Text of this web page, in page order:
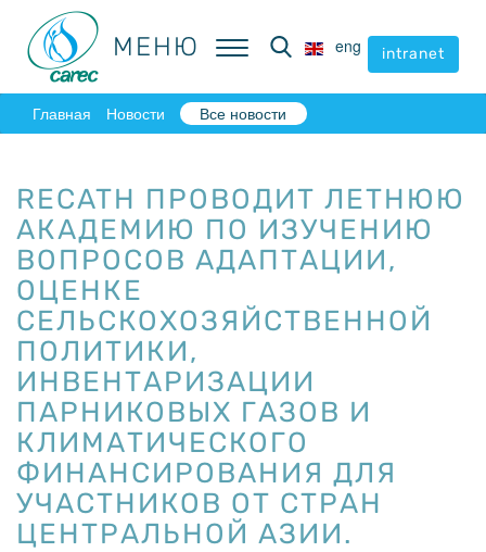
МЕНЮ eng intranet
МЕНЮ eng intranet
Главная Новости Все новости
RECATH ПРОВОДИТ ЛЕТНЮЮ
АКАДЕМИЮ ПО ИЗУЧЕНИЮ
ВОПРОСОВ АДАПТАЦИИ,
ОЦЕНКЕ
СЕЛЬСКОХОЗЯЙСТВЕННОЙ
ПОЛИТИКИ,
ИНВЕНТАРИЗАЦИИ
ПАРНИКОВЫХ ГАЗОВ И
КЛИМАТИЧЕСКОГО
ФИНАНСИРОВАНИЯ ДЛЯ
УЧАСТНИКОВ ОТ СТРАН
ЦЕНТРАЛЬНОЙ АЗИИ.